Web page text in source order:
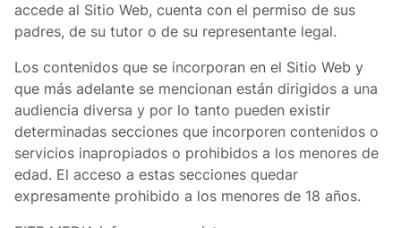
accede al Sitio Web, cuenta con el permiso de sus
padres, de su tutor o de su representante legal.
Los contenidos que se incorporan en el Sitio Web y
que más adelante se mencionan están dirigidos a una
audiencia diversa y por lo tanto pueden existir
determinadas secciones que incorporen contenidos o
servicios inapropiados o prohibidos a los menores de
edad. El acceso a estas secciones quedar
expresamente prohibido a los menores de 18 años.